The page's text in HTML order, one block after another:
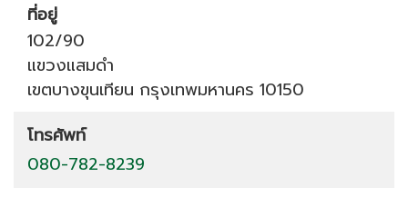
ที่อยู่
102/90
แขวงแสมดำ
เขตบางขุนเทียน กรุงเทพมหานคร 10150
โทรศัพท์
080-782-8239